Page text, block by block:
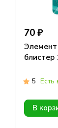
70 ₽
блистер
5 Есть
В